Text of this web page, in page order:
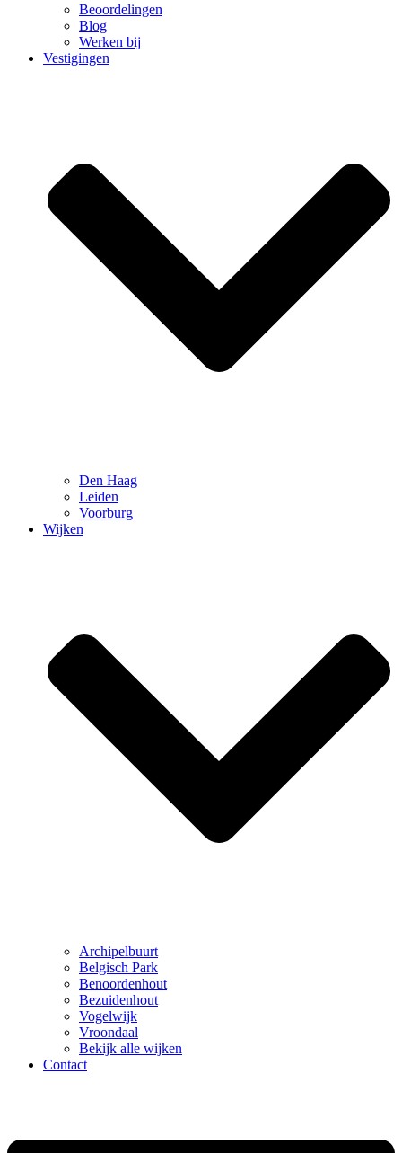
Beoordelingen
Blog
Werken bij
Vestigingen
Den Haag
Leiden
Voorburg
Wijken
Archipelbuurt
Belgisch Park
Benoordenhout
Bezuidenhout
Vogelwijk
Vroondaal
Bekijk alle wijken
Contact